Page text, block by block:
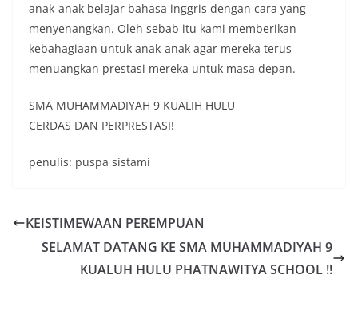
anak-anak belajar bahasa inggris dengan cara yang
menyenangkan. Oleh sebab itu kami memberikan
kebahagiaan untuk anak-anak agar mereka terus
menuangkan prestasi mereka untuk masa depan.
SMA MUHAMMADIYAH 9 KUALIH HULU
CERDAS DAN PERPRESTASI!
penulis: puspa sistami
KEISTIMEWAAN PEREMPUAN
SELAMAT DATANG KE SMA MUHAMMADIYAH 9
KUALUH HULU PHATNAWITYA SCHOOL !!